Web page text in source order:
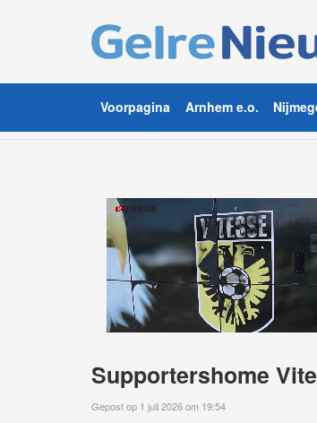
Voorpagina Arnhem e.o.
Supportershome
Gepost op 1 juli 2026 om 19:54